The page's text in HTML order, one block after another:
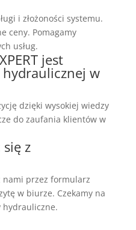
i złożoności systemu.
ceny. Pomagamy
usług.
jest
w
dzięki wysokiej wiedzy
do zaufania klientów w
z
nami przez formularz
w biurze. Czekamy na
hydrauliczne.